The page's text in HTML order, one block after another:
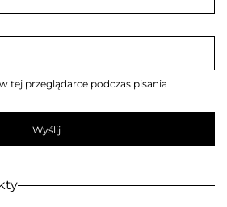
tej przeglądarce podczas pisania